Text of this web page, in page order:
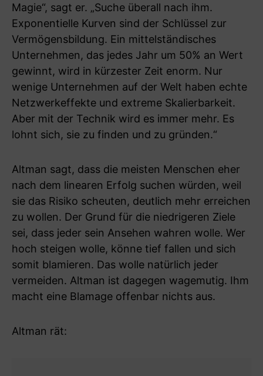
Magie“, sagt er. „Suche überall nach ihm.
Exponentielle Kurven sind der Schlüssel zur
Vermögensbildung. Ein mittelständisches
Unternehmen, das jedes Jahr um 50% an Wert
gewinnt, wird in kürzester Zeit enorm. Nur
wenige Unternehmen auf der Welt haben echte
Netzwerkeffekte und extreme Skalierbarkeit.
Aber mit der Technik wird es immer mehr. Es
lohnt sich, sie zu finden und zu gründen.“
Altman sagt, dass die meisten Menschen eher
nach dem linearen Erfolg suchen würden, weil
sie das Risiko scheuten, deutlich mehr erreichen
zu wollen. Der Grund für die niedrigeren Ziele
sei, dass jeder sein Ansehen wahren wolle. Wer
hoch steigen wolle, könne tief fallen und sich
somit blamieren. Das wolle natürlich jeder
vermeiden. Altman ist dagegen wagemutig. Ihm
macht eine Blamage offenbar nichts aus.
Altman rät: